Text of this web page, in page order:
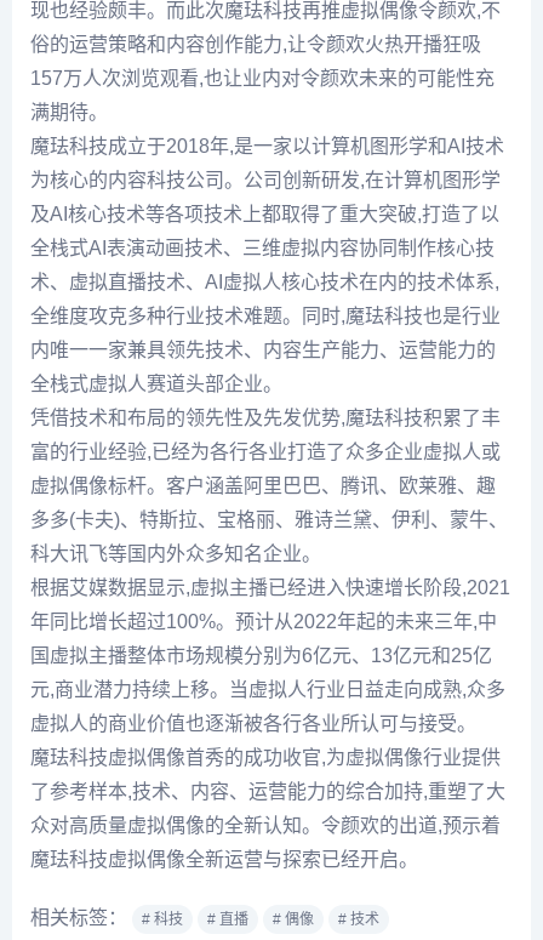
现也经验颇丰。而此次魔珐科技再推虚拟偶像令颜欢,不
俗的运营策略和内容创作能力,让令颜欢火热开播狂吸
157万人次浏览观看,也让业内对令颜欢未来的可能性充
满期待。
魔珐科技成立于2018年,是一家以计算机图形学和AI技术
为核心的内容科技公司。公司创新研发,在计算机图形学
及AI核心技术等各项技术上都取得了重大突破,打造了以
全栈式AI表演动画技术、三维虚拟内容协同制作核心技
术、虚拟直播技术、AI虚拟人核心技术在内的技术体系,
全维度攻克多种行业技术难题。同时,魔珐科技也是行业
内唯一一家兼具领先技术、内容生产能力、运营能力的
全栈式虚拟人赛道头部企业。
凭借技术和布局的领先性及先发优势,魔珐科技积累了丰
富的行业经验,已经为各行各业打造了众多企业虚拟人或
虚拟偶像标杆。客户涵盖阿里巴巴、腾讯、欧莱雅、趣
多多(卡夫)、特斯拉、宝格丽、雅诗兰黛、伊利、蒙牛、
科大讯飞等国内外众多知名企业。
根据艾媒数据显示,虚拟主播已经进入快速增长阶段,2021
年同比增长超过100%。预计从2022年起的未来三年,中
国虚拟主播整体市场规模分别为6亿元、13亿元和25亿
元,商业潜力持续上移。当虚拟人行业日益走向成熟,众多
虚拟人的商业价值也逐渐被各行各业所认可与接受。
魔珐科技虚拟偶像首秀的成功收官,为虚拟偶像行业提供
了参考样本,技术、内容、运营能力的综合加持,重塑了大
众对高质量虚拟偶像的全新认知。令颜欢的出道,预示着
魔珐科技虚拟偶像全新运营与探索已经开启。
相关标签： # 科技 # 直播 # 偶像 # 技术